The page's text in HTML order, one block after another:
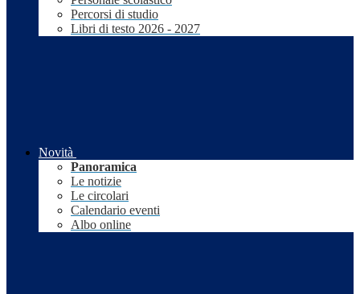
Percorsi di studio
Libri di testo 2026 - 2027
Novità
Panoramica
Le notizie
Le circolari
Calendario eventi
Albo online